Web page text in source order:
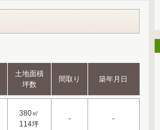
土地面積
坪数
間取り 築年月日
380㎡
114坪
- -